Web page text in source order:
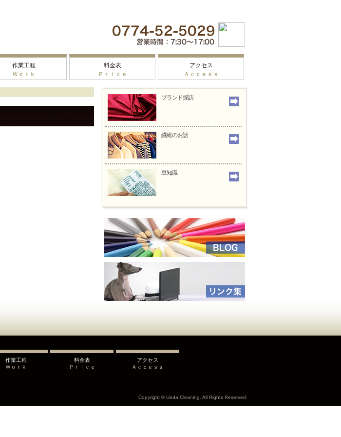
作業工程
Ｗｏｒｋ
料金表
Ｐｒｉｃｅ
アクセス
Ａｃｃｅｓｓ
ブランド探訪
繊維のお話
豆知識
作業工程
Ｗｏｒｋ
料金表
Ｐｒｉｃｅ
アクセス
Ａｃｃｅｓｓ
Copyright © Ueda Cleaning. All Rights Reserved.